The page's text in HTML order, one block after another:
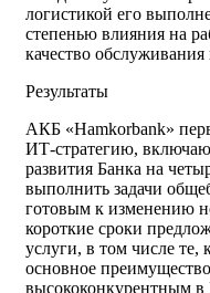
логистикой его
степенью влияния на
качество обслуживания
Результаты
АКБ «Hamkorbank»
ИТ-стратегию,
развития Банка на
выполнить задачи
готовым к изменению
короткие сроки
услуги, в том числе те,
основное
высококонкурентным в